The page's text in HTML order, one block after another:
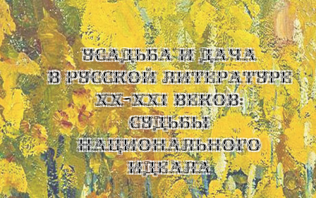
УСАДЬБА И ДАЧА
В РУССКОЙ ЛИТЕРАТУРЕ
XX-XXI ВЕКОВ:
СУДЬБЫ
НАЦИОНАЛЬНОГО
ИДЕАЛА